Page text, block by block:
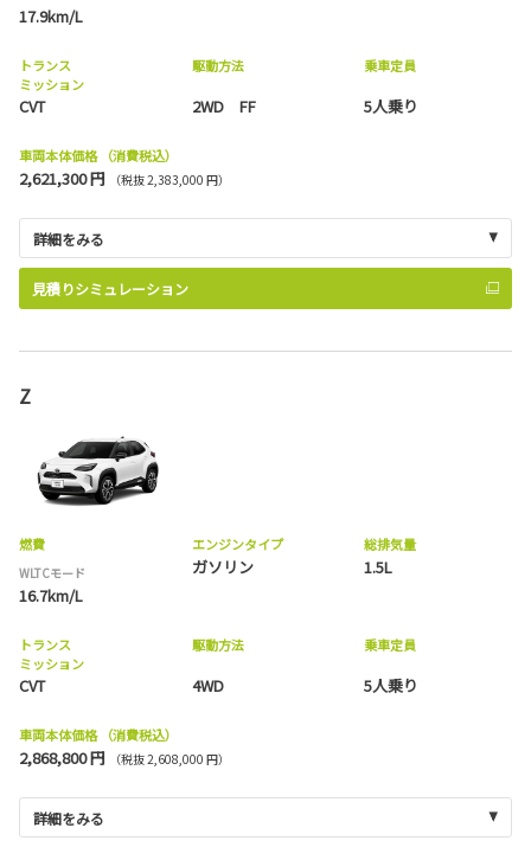
17.9km/L
トランス
ミッション
CVT
駆動方法
2WD FF
乗車定員
5人乗り
車両本体価格 （消費税込）
2,621,300 円 （税抜 2,383,000 円）
詳細をみる
見積りシミュレーション
Z
燃費
WLTCモード
16.7km/L
エンジンタイプ
ガソリン
総排気量
1.5L
トランス
ミッション
CVT
駆動方法
4WD
乗車定員
5人乗り
車両本体価格 （消費税込）
2,868,800 円 （税抜 2,608,000 円）
詳細をみる